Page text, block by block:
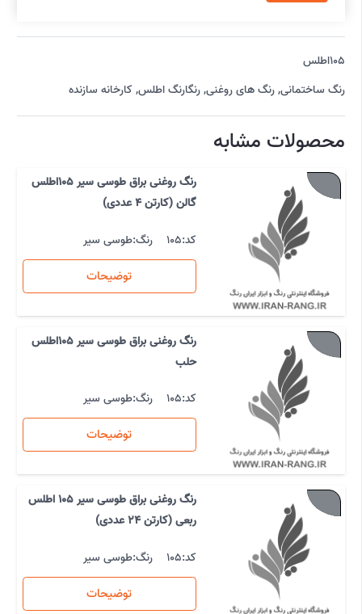
105اطلس
رنگ ساختمانی,رنگ های روغنی,رنگارنگ اطلس, کارخانه سازنده
محصولات مشابه
رنگ روغنی براق طوسی سیر 105اطلس
گالن (کارتن 4 عددی)
کد:105 رنگ:طوسی سیر
توضیحات
رنگ روغنی براق طوسی سیر 105اطلس
حلب
کد:105 رنگ:طوسی سیر
توضیحات
رنگ روغنی براق طوسی سیر 105 اطلس
ربعی (کارتن 24 عددی)
کد:105 رنگ:طوسی سیر
توضیحات